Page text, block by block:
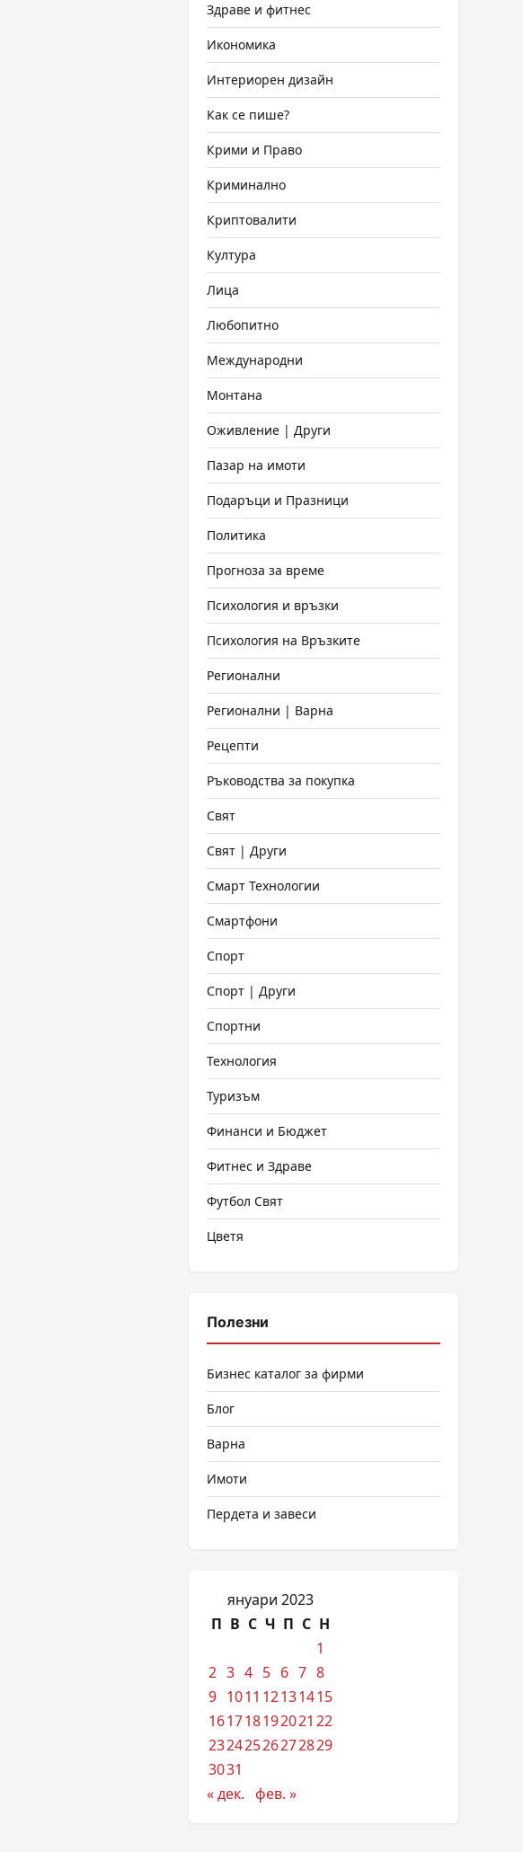
Здраве и фитнес
Икономика
Интериорен дизайн
Как се пише?
Крими и Право
Криминално
Криптовалити
Култура
Лица
Любопитно
Международни
Монтана
Оживление | Други
Пазар на имоти
Подаръци и Празници
Политика
Прогноза за време
Психология и връзки
Психология на Връзките
Регионални
Регионални | Варна
Рецепти
Ръководства за покупка
Свят
Свят | Други
Смарт Технологии
Смартфони
Спорт
Спорт | Други
Спортни
Технология
Туризъм
Финанси и Бюджет
Фитнес и Здраве
Футбол Свят
Цветя
Полезни
Бизнес каталог за фирми
Блог
Варна
Имоти
Пердета и завеси
януари 2023
П В С Ч П С Н
1
2 3 4 5 6 7 8
9 1011 12131415
161718192021 22
23242526272829
3031
« дек. фев. »